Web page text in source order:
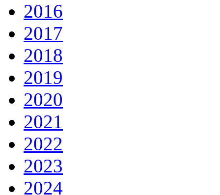
2016
2017
2018
2019
2020
2021
2022
2023
2024